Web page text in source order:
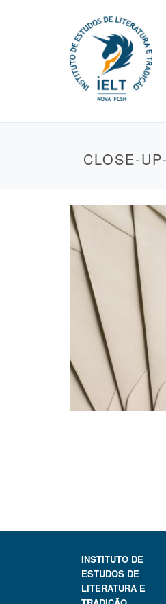
CLOSE-
INSTITUTO DE
ESTUDOS DE
LITERATURA E